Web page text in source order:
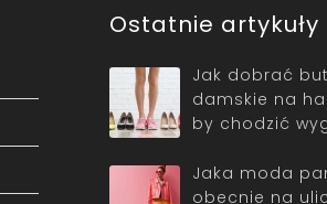
Ostatnie artykuły
Jak dobrać
damskie na
by chodzić
Jaka moda
obecnie na